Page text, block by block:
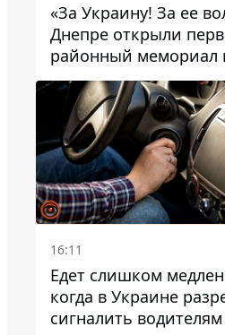
«За Украину! За ее
Днепре открыли
районный мемориал
честь погибших
Защитников
16:11
Едет слишком
когда в Украине
сигналить водителям